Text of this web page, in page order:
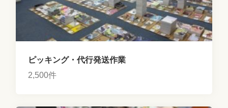
ピッキング・代行発送作業
2,500件